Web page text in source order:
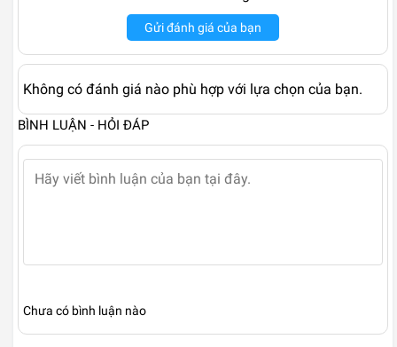
Gửi đánh giá của bạn
Không có đánh giá nào phù hợp với lựa chọn của bạn.
BÌNH LUẬN - HỎI ĐÁP
Chưa có bình luận nào